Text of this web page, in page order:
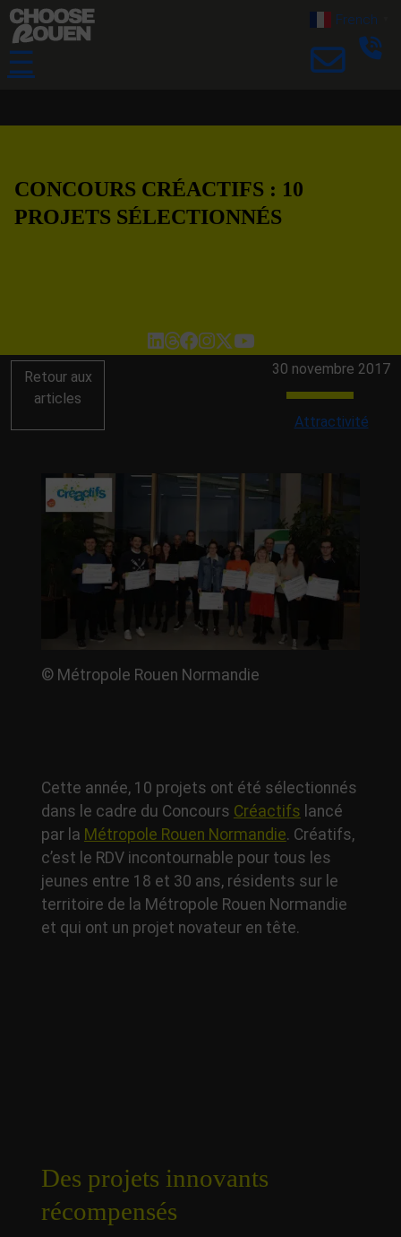
☰
French
CONCOURS CRÉACTIFS : 10
PROJETS SÉLECTIONNÉS
Retour aux
articles
30 novembre 2017
Attractivité
© Métropole Rouen Normandie
Cette année, 10 projets ont été sélectionnés
dans le cadre du Concours Créactifs lancé
par la Métropole Rouen Normandie. Créatifs,
c’est le RDV incontournable pour tous les
jeunes entre 18 et 30 ans, résidents sur le
territoire de la Métropole Rouen Normandie
et qui ont un projet novateur en tête.
Des projets innovants
récompensés